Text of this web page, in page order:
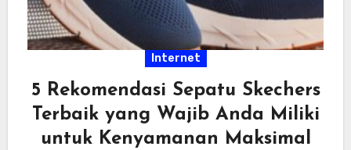
Internet
5 Rekomendasi Sepatu Skechers
Terbaik yang Wajib Anda Miliki
untuk Kenyamanan Maksimal